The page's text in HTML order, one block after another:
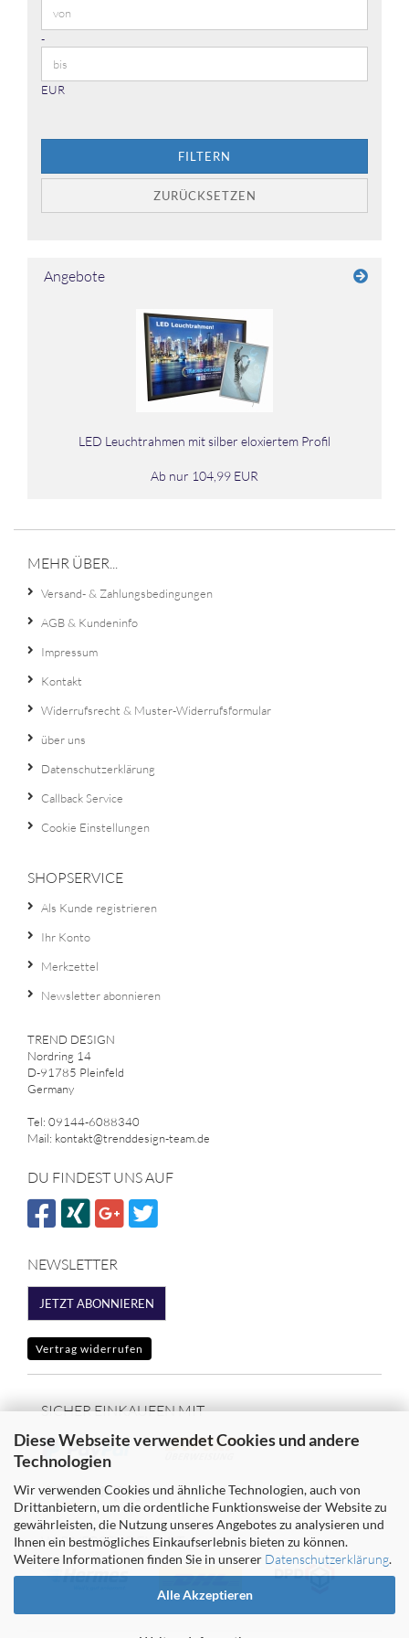
Diese Webseite verwendet Cookies und andere
Technologien
Wir verwenden Cookies und ähnliche Technologien, auch von
Drittanbietern, um die ordentliche Funktionsweise der Website zu
gewährleisten, die Nutzung unseres Angebotes zu analysieren und
Ihnen ein bestmögliches Einkaufserlebnis bieten zu können.
Weitere Informationen finden Sie in unserer Datenschutzerklärung.
Alle Akzeptieren
Preis bis
-
EUR
FILTERN
ZURÜCKSETZEN
Angebote
LED Leucht­rah­men mit sil­ber elo­xier­tem Pro­fil
Ab nur 104,99 EUR
MEHR ÜBER...
Versand- & Zahlungsbedingungen
AGB & Kundeninfo
Impressum
Kontakt
Widerrufsrecht & Muster-Widerrufsformular
über uns
Datenschutzerklärung
Callback Service
Cookie Einstellungen
SHOPSERVICE
Als Kunde registrieren
Ihr Konto
Merkzettel
Newsletter abonnieren
TREND DESIGN
Nordring 14
D-91785 Pleinfeld
Germany
Tel: 09144-6088340
Mail: kontakt@trenddesign-team.de
DU FINDEST UNS AUF
NEWSLETTER
JETZT ABONNIEREN
Vertrag widerrufen
SICHER EINKAUFEN MIT
WIR VERSENDEN MIT